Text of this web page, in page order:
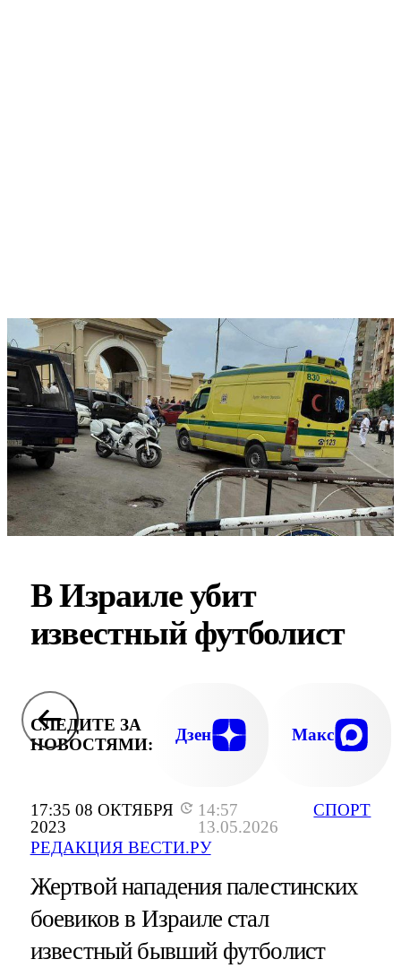
17:35 08 ОКТЯБРЯ
2023
14:57
13.05.2026
РЕДАКЦИЯ ВЕСТИ.РУ
СПОРТ
В Израиле убит
известный футболист
СЛЕДИТЕ ЗА
НОВОСТЯМИ:
Дзен Макс
Жертвой нападения палестинских
боевиков в Израиле стал
известный бывший футболист